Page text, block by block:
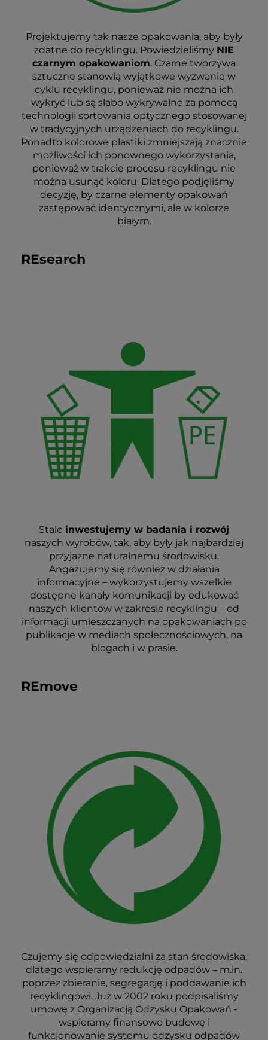
Projektujemy tak nasze opakowania, aby były
zdatne do recyklingu. Powiedzieliśmy NIE
czarnym opakowaniom. Czarne tworzywa
sztuczne stanowią wyjątkowe wyzwanie w
cyklu recyklingu, ponieważ nie można ich
wykryć lub są słabo wykrywalne za pomocą
technologii sortowania optycznego stosowanej
w tradycyjnych urządzeniach do recyklingu.
Ponadto kolorowe plastiki zmniejszają znacznie
możliwości ich ponownego wykorzystania,
ponieważ w trakcie procesu recyklingu nie
można usunąć koloru. Dlatego podjęliśmy
decyzję, by czarne elementy opakowań
zastępować identycznymi, ale w kolorze
białym.
REsearch
Stale inwestujemy w badania i rozwój
naszych wyrobów, tak, aby były jak najbardziej
przyjazne naturalnemu środowisku.
Angażujemy się również w działania
informacyjne – wykorzystujemy wszelkie
dostępne kanały komunikacji by edukować
naszych klientów w zakresie recyklingu – od
informacji umieszczanych na opakowaniach po
publikacje w mediach społecznościowych, na
blogach i w prasie.
REmove
Czujemy się odpowiedzialni za stan środowiska,
dlatego wspieramy redukcję odpadów – m.in.
poprzez zbieranie, segregację i poddawanie ich
recyklingowi. Już w 2002 roku podpisaliśmy
umowę z Organizacją Odzysku Opakowań -
wspieramy finansowo budowę i
funkcjonowanie systemu odzysku odpadów